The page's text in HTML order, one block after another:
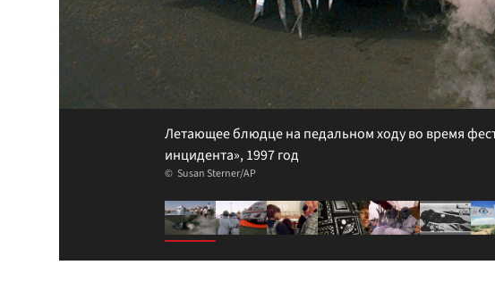
Летающее блюдце на педальном ходу во время
инцидента», 1997 год
Susan Sterner/AP